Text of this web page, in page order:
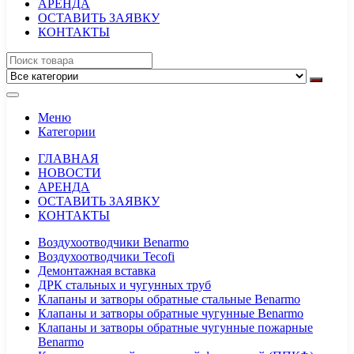
АРЕНДА
ОСТАВИТЬ ЗАЯВКУ
КОНТАКТЫ
Меню
Категории
ГЛАВНАЯ
НОВОСТИ
АРЕНДА
ОСТАВИТЬ ЗАЯВКУ
КОНТАКТЫ
Воздухоотводчики Benarmo
Воздухоотводчики Tecofi
Демонтажная вставка
ДРК стальных и чугунных труб
Клапаны и затворы обратные стальные Benarmo
Клапаны и затворы обратные чугунные Benarmo
Клапаны и затворы обратные чугунные пожарные
Benarmo